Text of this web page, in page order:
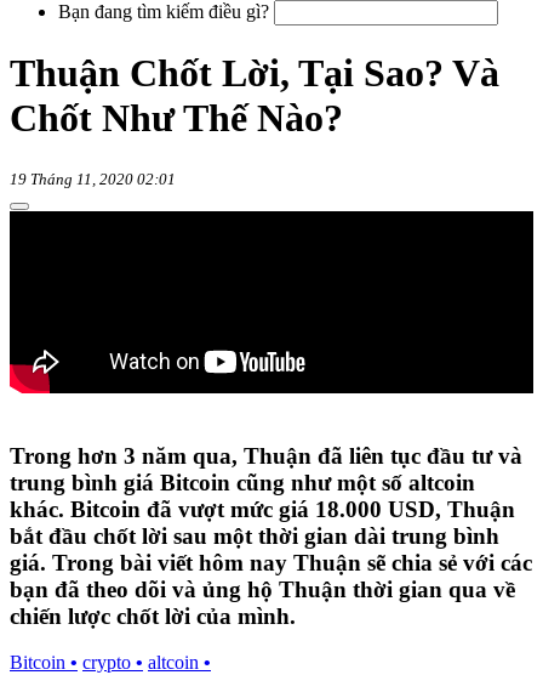
Bạn đang tìm kiếm điều gì?
Thuận Chốt Lời, Tại Sao? Và
Chốt Như Thế Nào?
19 Tháng 11, 2020 02:01
Trong hơn 3 năm qua, Thuận đã liên tục đầu tư và
trung bình giá Bitcoin cũng như một số altcoin
khác. Bitcoin đã vượt mức giá 18.000 USD, Thuận
bắt đầu chốt lời sau một thời gian dài trung bình
giá. Trong bài viết hôm nay Thuận sẽ chia sẻ với các
bạn đã theo dõi và ủng hộ Thuận thời gian qua về
chiến lược chốt lời của mình.
Bitcoin • crypto • altcoin •